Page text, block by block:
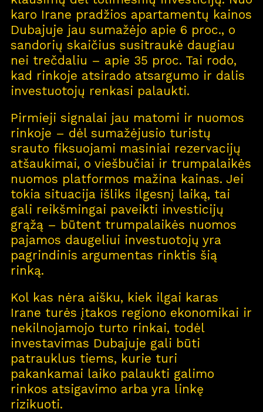
karo Irane pradžios apartamentų kainos
Dubajuje jau sumažėjo apie 6 proc., o
sandorių skaičius susitraukė daugiau
nei trečdaliu – apie 35 proc. Tai rodo,
kad rinkoje atsirado atsargumo ir dalis
investuotojų renkasi palaukti.
Pirmieji signalai jau matomi ir nuomos
rinkoje – dėl sumažėjusio turistų
srauto fiksuojami masiniai rezervacijų
atšaukimai, o viešbučiai ir trumpalaikės
nuomos platformos mažina kainas. Jei
tokia situacija išliks ilgesnį laiką, tai
gali reikšmingai paveikti investicijų
grąžą – būtent trumpalaikės nuomos
pajamos daugeliui investuotojų yra
pagrindinis argumentas rinktis šią
rinką.
Kol kas nėra aišku, kiek ilgai karas
Irane turės įtakos regiono ekonomikai ir
nekilnojamojo turto rinkai, todėl
investavimas Dubajuje gali būti
patrauklus tiems, kurie turi
pakankamai laiko palaukti galimo
rinkos atsigavimo arba yra linkę
rizikuoti.